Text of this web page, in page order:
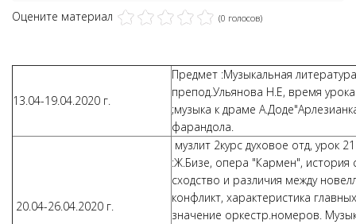
Оцените материал (0 голосов)
13.04-19.04.2020 г.
Предмет :Музыкальная
препод.Ульянова Н.Е, время
;музыка к драме
фарандола.
20.04-26.04.2020 г.
музлит 2курс духовое отд, урок
:Ж.Бизе, опера "Кармен", история
сходство и различия между
конфликт, характеристика
значение оркестр.номеров.